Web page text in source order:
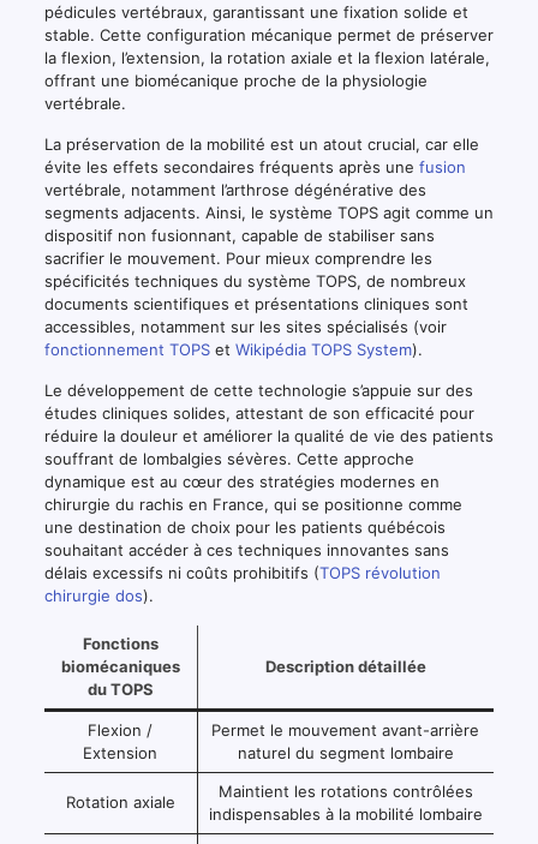
pédicules vertébraux, garantissant une fixation solide et
stable. Cette configuration mécanique permet de préserver
la flexion, l’extension, la rotation axiale et la flexion latérale,
offrant une biomécanique proche de la physiologie
vertébrale.
La préservation de la mobilité est un atout crucial, car elle
évite les effets secondaires fréquents après une fusion
vertébrale, notamment l’arthrose dégénérative des
segments adjacents. Ainsi, le système TOPS agit comme un
dispositif non fusionnant, capable de stabiliser sans
sacrifier le mouvement. Pour mieux comprendre les
spécificités techniques du système TOPS, de nombreux
documents scientifiques et présentations cliniques sont
accessibles, notamment sur les sites spécialisés (voir
fonctionnement TOPSet Wikipédia TOPS System).
Le développement de cette technologie s’appuie sur des
études cliniques solides, attestant de son efficacité pour
réduire la douleur et améliorer la qualité de vie des patients
souffrant de lombalgies sévères. Cette approche
dynamique est au cœur des stratégies modernes en
chirurgie du rachis en France, qui se positionne comme
une destination de choix pour les patients québécois
souhaitant accéder à ces techniques innovantes sans
délais excessifs ni coûts prohibitifs (TOPS révolution
chirurgie dos).
Fonctions
biomécaniques
du TOPS
Description détaillée
Flexion /
Extension
Permet le mouvement avant-arrière
naturel du segment lombaire
Rotation axiale
Maintient les rotations contrôlées
indispensables à la mobilité lombaire